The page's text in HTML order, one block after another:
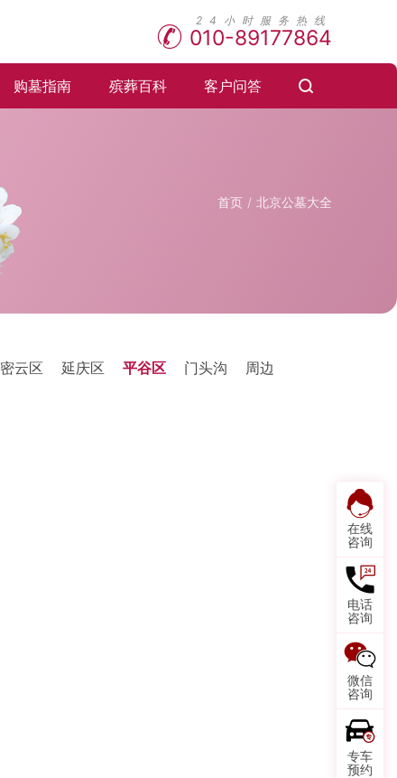
010-89177864
购墓指南 殡葬百科 客户问答
在线
咨询
电话
咨询
微信
咨询
专车
预约
首页 北京公墓大全
密云区 延庆区 平谷区 门头沟
周边